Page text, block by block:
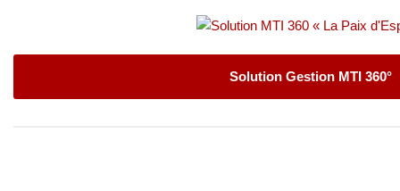
Solution Gestion MTI 360°